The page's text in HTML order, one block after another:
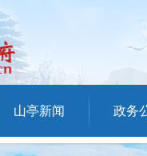
山亭新闻 政务